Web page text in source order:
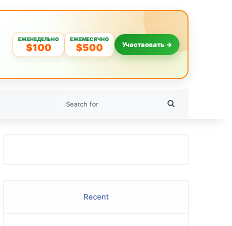
ЕЖЕНЕДЕЛЬНО
$100
ЕЖЕМЕСЯЧНО
$500 Участвовать →
Recent